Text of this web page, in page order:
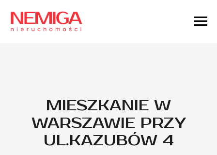
MIESZKANIE W
WARSZAWIE PRZY
UL.KAZUBÓW 4